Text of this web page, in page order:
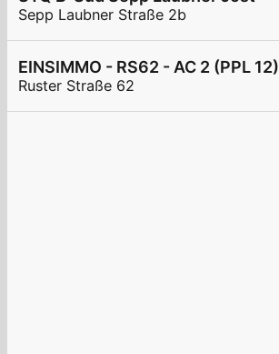
Sepp Laubner Straße 2b
EINSIMMO - RS62 - AC 2 (PPL 12)
Ruster Straße 62